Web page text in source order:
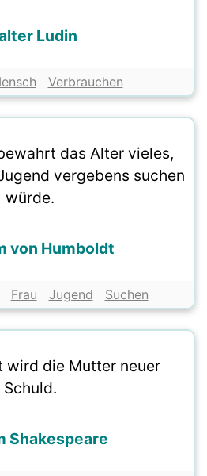
Ludin
Verbrauchen
das Alter vieles,
vergebens suchen
würde.
von Humboldt
Frau Jugend Suchen
wird die Mutter neuer
Schuld.
Shakespeare